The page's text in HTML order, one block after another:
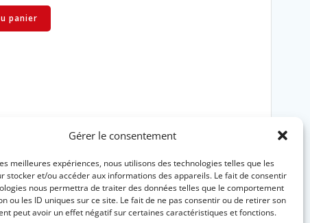
Gérer le consentement
meilleures expériences, nous utilisons des technologies telles que les
stocker et/ou accéder aux informations des appareils. Le fait de consentir
nous permettra de traiter des données telles que le comportement
ou les ID uniques sur ce site. Le fait de ne pas consentir ou de retirer son
peut avoir un effet négatif sur certaines caractéristiques et fonctions.
panier